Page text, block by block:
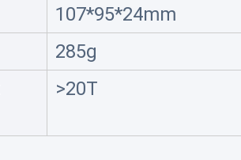
107*95*24mm
285g
>20T